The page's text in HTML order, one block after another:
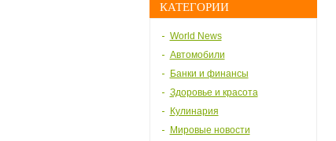
КАТЕГОРИИ
World News
Автомобили
Банки и финансы
Здоровье и красота
Кулинария
Мировые новости